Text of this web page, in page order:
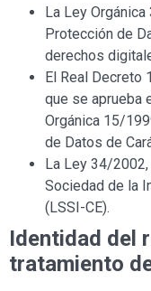
La Ley
Protección de
derechos
El Real Decreto
que se aprueba
Orgánica 15/
de Datos de
La Ley 34/
Sociedad de la
(LSSI-CE).
Identidad del
tratamiento